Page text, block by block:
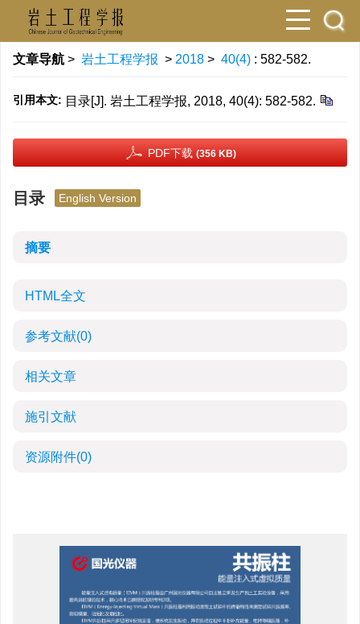
文章导航 > 岩土工程学报 > 2018 > 40(4) : 582-582.
引用本文: 目录[J]. 岩土工程学报, 2018, 40(4): 582-582.
PDF下载 (356 KB)
目录 English Version
摘要
HTML全文
参考文献(0)
相关文章
施引文献
资源附件(0)